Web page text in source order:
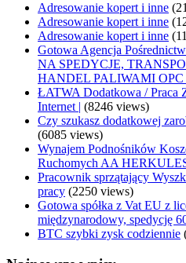
Adresowanie kopert i inne
Adresowanie kopert i inne
Adresowanie kopert i inne
Gotowa Agencja
NA SPEDYCJE,
HANDEL PALIWAMI OPC
ŁATWA Dodatkowa / Praca
Internet | (8246 views)
Czy szukasz dodatkowej
(6085 views)
Wynajem Podnośników
Ruchomych AA
Pracownik sprzątający
pracy (2250 views)
Gotowa spółka z Vat EU z
międzynarodowy, spedycję
BTC szybki zysk codziennie